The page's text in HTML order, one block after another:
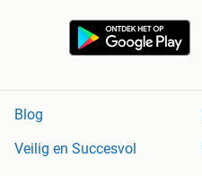
Blog
Veilig en Succesvol